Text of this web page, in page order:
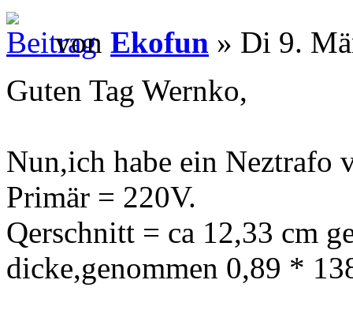
von Ekofun » Di 9.
Guten Tag Wernko,
Nun,ich habe ein Neztrafo
Primär = 220V.
Qerschnitt = ca 12,33 cm
dicke,genommen 0,89 *